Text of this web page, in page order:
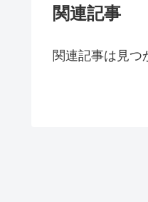
関連記事
関連記事は見つ